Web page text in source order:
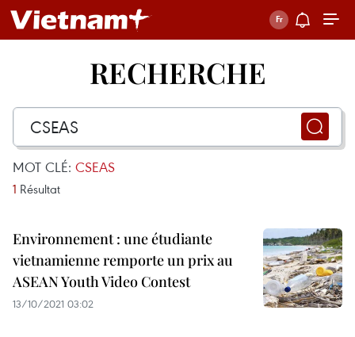
RECHERCHE
MOT CLÉ: CSEAS
1 Résultat
Environnement : une étudiante
vietnamienne remporte un prix au
ASEAN Youth Video Contest
13/10/2021 03:02